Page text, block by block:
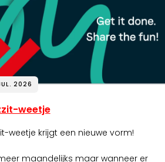
2026
weetje
weetje krijgt een nieuwe vorm!
maandelijks maar wanneer er